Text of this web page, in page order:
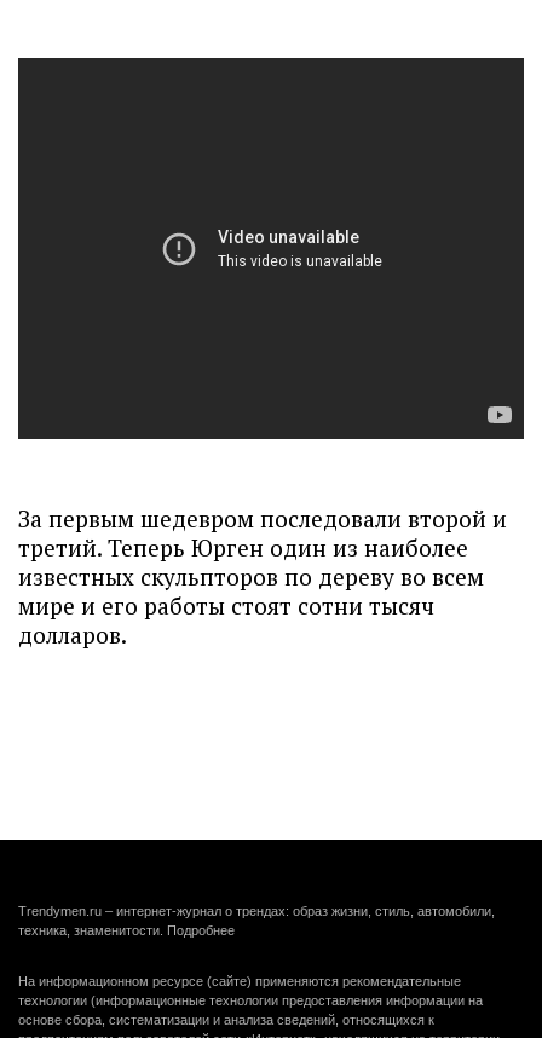
За первым шедевром последовали второй и
третий. Теперь Юрген один из наиболее
известных скульпторов по дереву во всем
мире и его работы стоят сотни тысяч
долларов.
Trendymen.ru – интернет-журнал о трендах: образ жизни, стиль, автомобили,
техника, знаменитости. Подробнее
На информационном ресурсе (сайте) применяются рекомендательные
технологии (информационные технологии предоставления информации на
основе сбора, систематизации и анализа сведений, относящихся к